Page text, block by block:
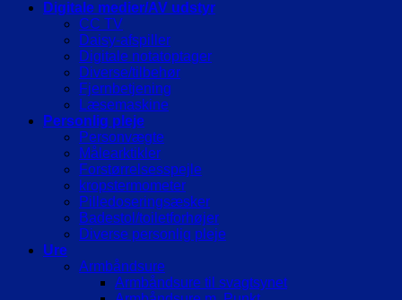
Digitale medier/AV udstyr
CC TV
Daisy-afspiller
Digitale notatoptager
Diverse/tilbehør
Fjernbetjening
Læsemaskine
Personlig pleje
Personvægte
Målearktikler
Forstørrelsesspejle
kropstermometer
Pilledoseringsæsker
Badestol/toiletforhøjer
Diverse personlig pleje
Ure
Armbåndsure
Armbåndsure til svagtsynet